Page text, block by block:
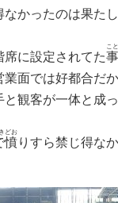
なかったのは果た
に設定されてた事
こと
業面では好都合だ
と観客が一体と 成
憤
どお
りすら禁じ得な